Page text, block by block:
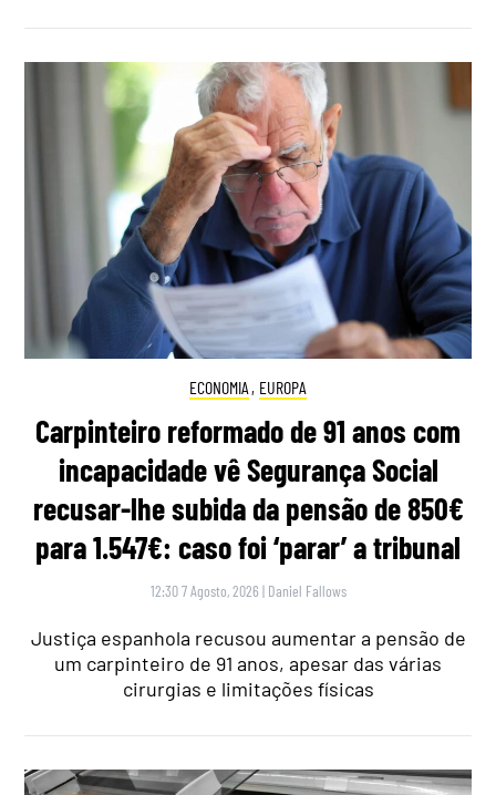
ECONOMIA , EUROPA
Carpinteiro reformado de 91 anos com
incapacidade vê Segurança Social
recusar-lhe subida da pensão de 850€
para 1.547€: caso foi ‘parar’ a tribunal
12:30 7 Agosto, 2026 | Daniel Fallows
Justiça espanhola recusou aumentar a pensão de
um carpinteiro de 91 anos, apesar das várias
cirurgias e limitações físicas